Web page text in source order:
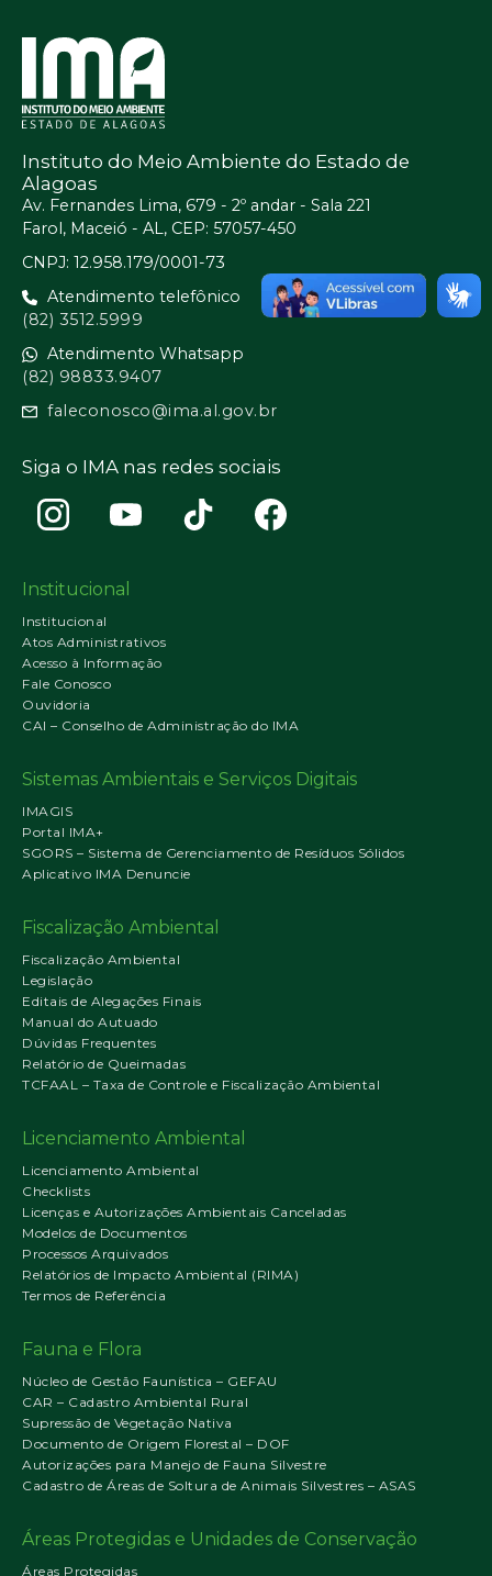
Instituto do Meio Ambiente do Estado de
Alagoas
Av. Fernandes Lima, 679 - 2º andar - Sala 221
Farol, Maceió - AL, CEP: 57057-450
CNPJ: 12.958.179/0001-73
Atendimento telefônico
(82) 3512.5999
Atendimento Whatsapp
(82) 98833.9407
faleconosco@ima.al.gov.br
Siga o IMA nas redes sociais
Institucional
Institucional
Atos Administrativos
Acesso à Informação
Fale Conosco
Ouvidoria
CAI – Conselho de Administração do IMA
Sistemas Ambientais e Serviços Digitais
IMAGIS
Portal IMA+
SGORS – Sistema de Gerenciamento de Resíduos Sólidos
Aplicativo IMA Denuncie
Fiscalização Ambiental
Fiscalização Ambiental
Legislação
Editais de Alegações Finais
Manual do Autuado
Dúvidas Frequentes
Relatório de Queimadas
TCFAAL – Taxa de Controle e Fiscalização Ambiental
Licenciamento Ambiental
Licenciamento Ambiental
Checklists
Licenças e Autorizações Ambientais Canceladas
Modelos de Documentos
Processos Arquivados
Relatórios de Impacto Ambiental (RIMA)
Termos de Referência
Fauna e Flora
Núcleo de Gestão Faunística – GEFAU
CAR – Cadastro Ambiental Rural
Supressão de Vegetação Nativa
Documento de Origem Florestal – DOF
Autorizações para Manejo de Fauna Silvestre
Cadastro de Áreas de Soltura de Animais Silvestres – ASAS
Áreas Protegidas e Unidades de Conservação
Áreas Protegidas